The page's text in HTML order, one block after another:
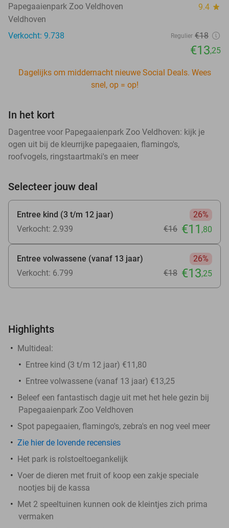
Papegaaienpark Zoo Veldhoven 9.4 star
Veldhoven
Verkocht: 9.738
Regulier €18
€13,25
Dagelijks om middernacht nieuwe Social Deals. Wees
snel, op = op!
In het kort
Dagentree voor Papegaaienpark Zoo Veldhoven: kijk je
ogen uit bij de kleurrijke papegaaien, flamingo's,
roofvogels, ringstaartmaki's en meer
Selecteer jouw deal
Entree kind (3 t/m 12 jaar)
26%
Verkocht: 2.939
€16 €11 ,80
Entree volwassene (vanaf 13 jaar)
26%
Verkocht: 6.799
€18 €13,25
Highlights
Multideal:
Entree kind (3 t/m 12 jaar) €11,80
Entree volwassene (vanaf 13 jaar) €13,25
Beleef een fantastisch dagje uit met het hele gezin bij
Papegaaienpark Zoo Veldhoven
Spot papegaaien, flamingo's, zebra's en nog veel meer
Zie hier de lovende recensies
Het park is rolstoeltoegankelijk
Voer de dieren met fruit of koop een zakje speciale
nootjes bij de kassa
Met 2 speeltuinen kunnen ook de kleintjes zich prima
vermaken